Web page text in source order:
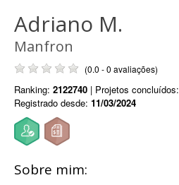
Adriano M.
Manfron
(0.0 - 0 avaliações)
Ranking: 2122740 | Projetos concluídos:
Registrado desde: 11/03/2024
Sobre mim: